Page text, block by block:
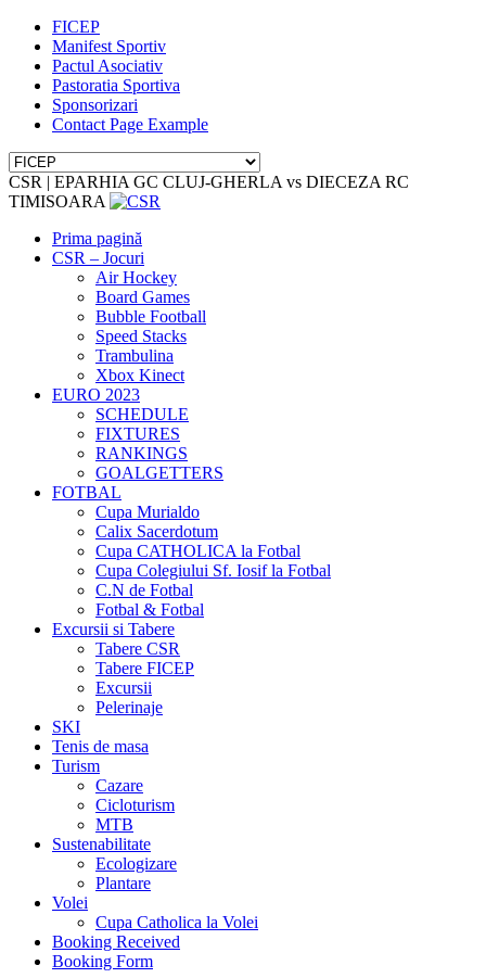
FICEP
Manifest Sportiv
Pactul Asociativ
Pastoratia Sportiva
Sponsorizari
Contact Page Example
CSR | EPARHIA GC CLUJ-GHERLA vs DIECEZA RC
TIMISOARA
Prima pagină
CSR – Jocuri
Air Hockey
Board Games
Bubble Football
Speed Stacks
Trambulina
Xbox Kinect
EURO 2023
SCHEDULE
FIXTURES
RANKINGS
GOALGETTERS
FOTBAL
Cupa Murialdo
Calix Sacerdotum
Cupa CATHOLICA la Fotbal
Cupa Colegiului Sf. Iosif la Fotbal
C.N de Fotbal
Fotbal & Fotbal
Excursii si Tabere
Tabere CSR
Tabere FICEP
Excursii
Pelerinaje
SKI
Tenis de masa
Turism
Cazare
Cicloturism
MTB
Sustenabilitate
Ecologizare
Plantare
Volei
Cupa Catholica la Volei
Booking Received
Booking Form